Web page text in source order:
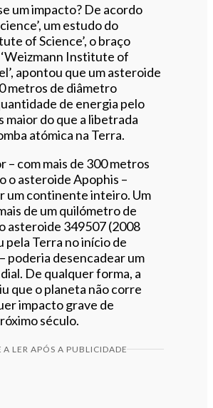
um impacto? De acordo
um estudo do
of Science’, o braço
Institute of
apontou que um asteroide
metros de diâmetro
de energia pelo
maior do que a libetrada
atómica na Terra.
– com mais de 300 metros
o asteroide Apophis –
um continente inteiro. Um
de um quilómetro de
asteroide 349507 (2008
pela Terra no início de
poderia desencadear um
De qualquer forma, a
que o planeta não corre
impacto grave de
século.
LER APÓS A PUBLICIDADE